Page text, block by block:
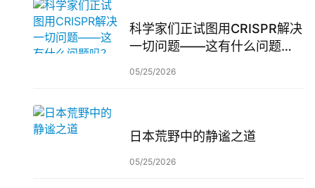
科学家们正试图用CRISPR解决
一切问题——这有什么问题
05/25/2026
日本荒野中的静谧之道
05/25/2026